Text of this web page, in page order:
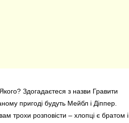
Здогадаєтеся з назви Гравити
пригоді будуть Мейбл і Діппер.
трохи розповісти – хлопці є братом і